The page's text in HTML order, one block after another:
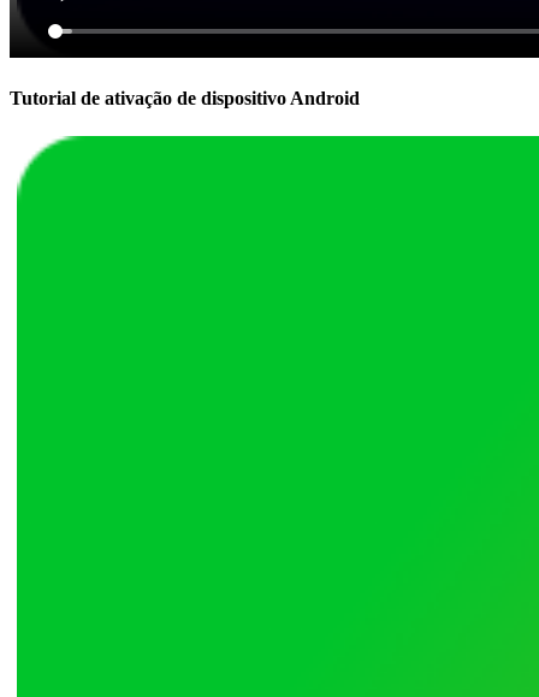
Tutorial de ativação de dispositivo Android